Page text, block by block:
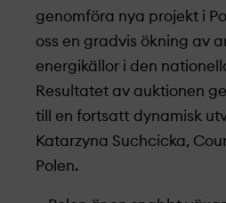
genomföra nya projekt­ i
oss en gradvis ökning av
energikällor i den
Resultatet av auktionen
till en fortsatt dynamisk
Katarzyna Suchcicka,
Polen.